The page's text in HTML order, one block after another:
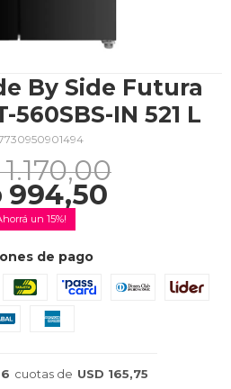
By Side Futura
IN 521 L
994,50
1.170,00
15
de pago
6 cuotas de USD 165,75
personal